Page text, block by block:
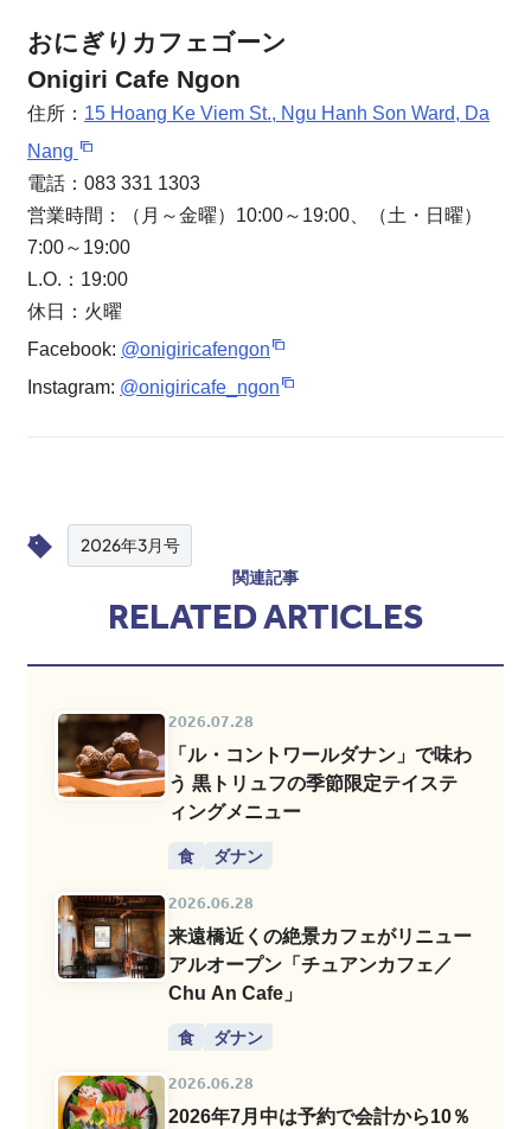
おにぎりカフェゴーン
Onigiri Cafe Ngon
住所： 15 Hoang Ke Viem St., Ngu Hanh Son Ward, Da
Nang
電話：083 331 1303
営業時間：（月～金曜）10:00～19:00、（土・日曜）
7:00～19:00
L.O.：19:00
休日：火曜
Facebook: @onigiricafengon
Instagram: @onigiricafe_ngon
2026年3月号
関連記事
RELATED ARTICLES
2026.07.28
「ル・コントワールダナン」で味わ
う 黒トリュフの季節限定テイステ
ィングメニュー
食 ダナン
2026.06.28
来遠橋近くの絶景カフェがリニュー
アルオープン「チュアンカフェ／
Chu An Cafe」
食 ダナン
2026.06.28
2026年7月中は予約で会計から10％